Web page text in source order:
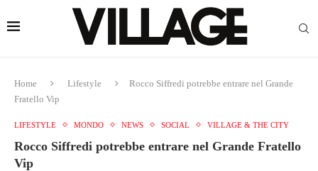
Home Lifestyle
Rocco Siffredi potrebbe entrare nel Grande
Fratello Vip
LIFESTYLE MONDO NEWS SOCIAL VILLAGE & THE CITY
Rocco Siffredi potrebbe entrare nel Grande Fratello
Vip